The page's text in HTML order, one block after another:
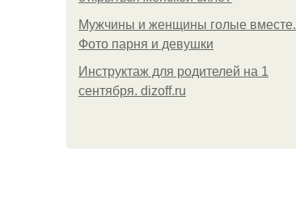
Мужчины и женщины голые вместе.
Фото парня и девушки
Инструктаж для родителей на 1
сентября. dizoff.ru